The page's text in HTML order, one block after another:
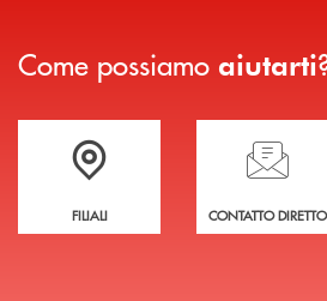
Come possiamo aiutarti
Trova la filiale più vicina a te
FILIALI
Hai bisogno di
CONTATTO DIRETTO